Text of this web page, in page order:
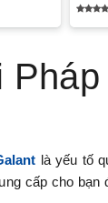
là yếu tố
cấp cho